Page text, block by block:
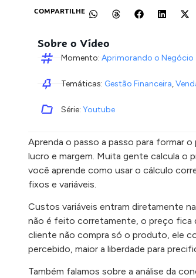
COMPARTILHE
Sobre o Vídeo
Momento: Aprimorando o Negócio
Temáticas: Gestão Financeira,
Série: Youtube
Aprenda o passo a passo para formar
lucro e margem. Muita gente calcula o
você aprende como usar o cálculo
fixos e variáveis.
Custos variáveis entram diretamente
não é feito corretamente, o preço fica
cliente não compra só o produto, ele
percebido, maior a liberdade para
Também falamos sobre a análise da